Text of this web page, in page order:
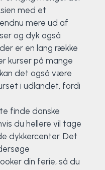
med et
mere ud af
og dyk også
er en lang række
kurser på mange
det også være
i udlandet, fordi
finde danske
du hellere vil tage
dykkercenter. Det
din ferie, så du